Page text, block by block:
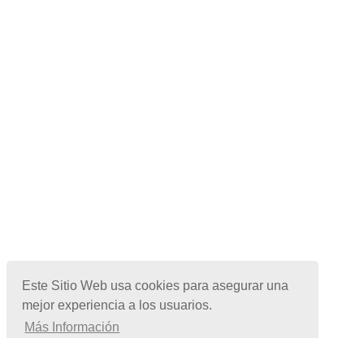
Este Sitio Web usa cookies para asegurar una
mejor experiencia a los usuarios.
Más Información